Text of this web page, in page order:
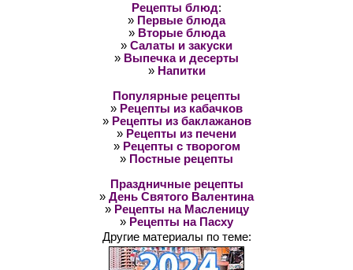
Рецепты блюд:
» Первые блюда
» Вторые блюда
» Салаты и закуски
» Выпечка и десерты
» Напитки
Популярные рецепты
» Рецепты из кабачков
» Рецепты из баклажанов
» Рецепты из печени
» Рецепты с творогом
» Постные рецепты
Праздничные рецепты
» День Святого Валентина
» Рецепты на Масленицу
» Рецепты на Пасху
Другие материалы по теме: